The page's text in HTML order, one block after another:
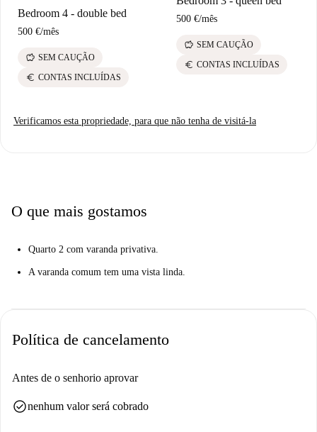
Bedroom 4 - double bed
500 €/mês
savings SEM CAUÇÃO
euro CONTAS INCLUÍDAS
500 €/mês
savings SEM CAUÇÃO
euro CONTAS INCLUÍDAS
Verificamos esta propriedade, para que não tenha de visitá-la
O que mais gostamos
Quarto 2 com varanda privativa.
A varanda comum tem uma vista linda.
Política de cancelamento
Antes de o senhorio aprovar
check_circlenenhum valor será cobrado